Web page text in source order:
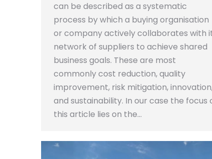
can be described as a systematic
process by which a buying organisation
or company actively collaborates with
network of suppliers to achieve shared
business goals. These are most
commonly cost reduction, quality
improvement, risk mitigation,
and sustainability. In our case the focus
this article lies on the…